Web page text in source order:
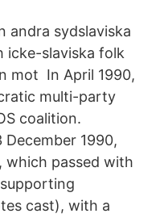
andra sydslaviska
icke-slaviska folk
mot In April 1990,
multi-party
coalition.
1990,
which passed with
cast), with a